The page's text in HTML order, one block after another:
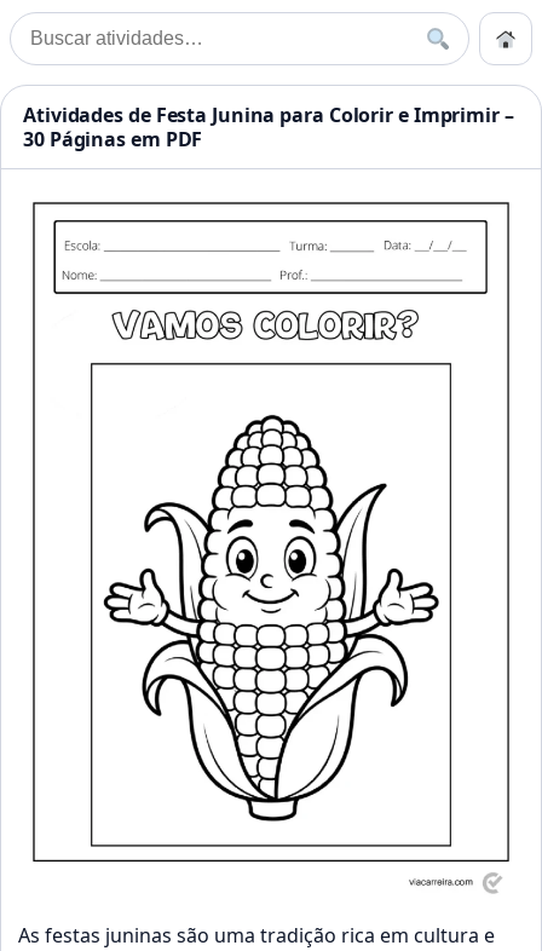
Pular para o conteúdo
Buscar por:
Buscar
Início
Início»Junina
Atividades Educação
Atividades de Festa Junina para Colorir e Imprimir –
30 Páginas em PDF
As festas juninas são uma tradição rica em cultura e